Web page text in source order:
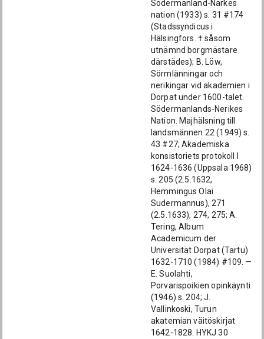
Södermanland-Närkes
nation (1933) s. 31 #174
(Stadssyndicus i
Hälsingfors. † såsom
utnämnd borgmästare
därstädes); B. Löw,
Sörmlänningar och
nerikingar vid akademien i
Dorpat under 1600-talet.
Södermanlands-Nerikes
Nation. Majhälsning till
landsmännen 22 (1949) s.
43 #27; Akademiska
konsistoriets protokoll I
1624-1636 (Uppsala 1968)
s. 205 (2.5.1632,
Hemmingus Olai
Sudermannus), 271
(2.5.1633), 274, 275; A.
Tering, Album
Academicum der
Universität Dorpat (Tartu)
1632-1710 (1984) #109. —
E. Suolahti,
Porvarispoikien opinkäynti
(1946) s. 204; J.
Vallinkoski, Turun
akatemian väitöskirjat
1642-1828. HYKJ 30